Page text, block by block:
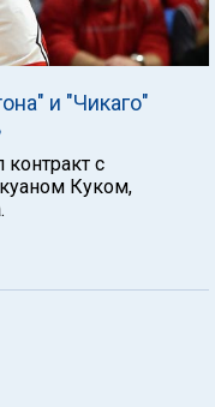
и "Чикаго"
с
Куком,